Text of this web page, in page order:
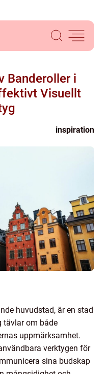
Banderoller i
Visuellt
inspiration
huvudstad, är en stad
tävlar om både
uppmärksamhet.
verktygen för
sina budskap